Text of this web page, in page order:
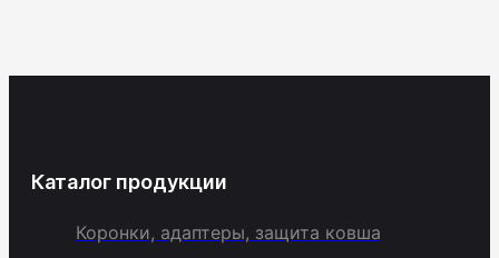
Каталог продукции
Коронки, адаптеры, защита ковша